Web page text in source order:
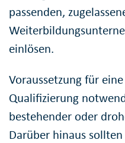
passenden,
einlösen.
Voraussetzung für
Qualifizierung
bestehender oder
Darüber hinaus